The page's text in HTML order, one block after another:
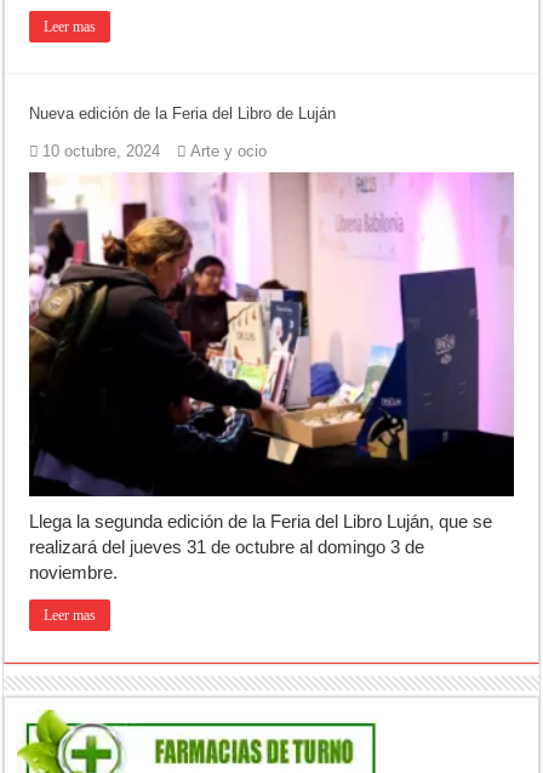
Leer mas
Nueva edición de la Feria del Libro de Luján
10 octubre, 2024 Arte y ocio
Llega la segunda edición de la Feria del Libro Luján, que se
realizará del jueves 31 de octubre al domingo 3 de
noviembre.
Leer mas